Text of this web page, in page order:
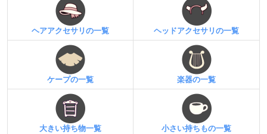
ヘアアクセサリの一覧 ヘッドアクセサリの一覧
ケープの一覧 楽器の一覧
大きい持ち物一覧 小さい持ちもの一覧